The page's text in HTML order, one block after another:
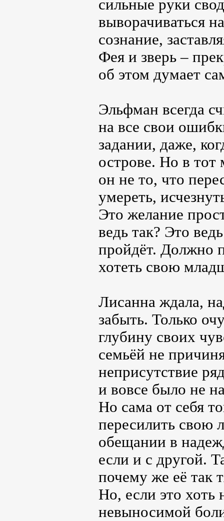
сильные руки
выворачиваться
сознание,
Фея и зверь –
об этом думает
Эльфман всегда
на все свои
задании, даже,
острове. Но в тот
он не то, что
умереть,
Это желание
ведь так? Это
пройдёт. Должно
хотеть свою
Лисанна ждала,
забыть. Только
глубину своих
семьёй не
неприсутствие
и вовсе было не
Но сама от себя
пересилить свою
обещании в
если и с другой.
почему же её так
Но, если это хоть
невыносимой